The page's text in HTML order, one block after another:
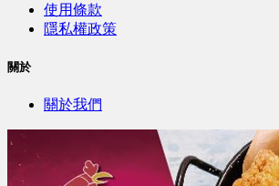
使用條款
隱私權政策
關於
關於我們